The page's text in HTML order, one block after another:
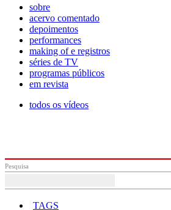
sobre
acervo comentado
depoimentos
performances
making of e registros
séries de TV
programas públicos
em revista
todos os vídeos
Pesquisa
TAGS